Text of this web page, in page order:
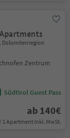
Dolomitenregion
Zentrum
Südtirol Guest Pass
ab 140€
1 Apartment Inkl. MwSt.